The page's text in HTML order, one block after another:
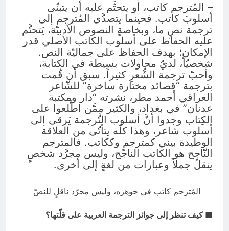
– المُترجم كاتب، أو يتحتَّم عليه أن يتبنّى
أسلوبَ كاتب. فحينما يتصدَّى المُترجم إلى
ترجمة نصٍ ما، وبخاصةٍ النصوص الأدبيّة، يَتحتَّم
عليه الحفاظ على أسلوب الكاتب الأصلي قدر
الإمكان؛ بهدف الحفاظ على جماليّة النص.
شخصيّاً، لديّ محاولات بسيطة في الكتابة،
وأحبّ ترجمة الشِّعرِ كثيراً. سبق أن قُمت
بترجمة “قصائد مختارة ساخرة” للشّاعر
العراقي أحمد مطر، نشرته “دار ومكتبة
عدنان” في بغداد، والكثير مِمَّن اطَّلعوا على
الكِتاب وجدوا أنَّ أسلوب التّرجمة يَرقى إلى
أسلوب شاعر، وهذا كلّه يتأتّى من العلاقة
الوطيدة بيني كمترجمٍ وككاتب. فالمترجم
النّاجح هو الكاتب الناجح، وليس مجرَّد شخصٍ
ينقلُ جملاً وعبارات من لغةٍ إلى أخرى.
المُترجم كاتب في جوهره، وليس مجرّد ناقلٍ للنصّ
■ كيف تنظر إلى جوائز الترجمة العربية على قلّتها؟